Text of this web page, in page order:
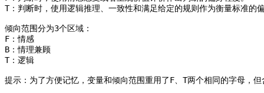
T：判断时，使用逻辑推理、一致性和满足给定的规则作为衡量标准的
倾向范围分为3个区域：
F：情感
B：情理兼顾
T：逻辑
提示：为了方便记忆，变量和倾向范围重用了F、T两个相同的字母，